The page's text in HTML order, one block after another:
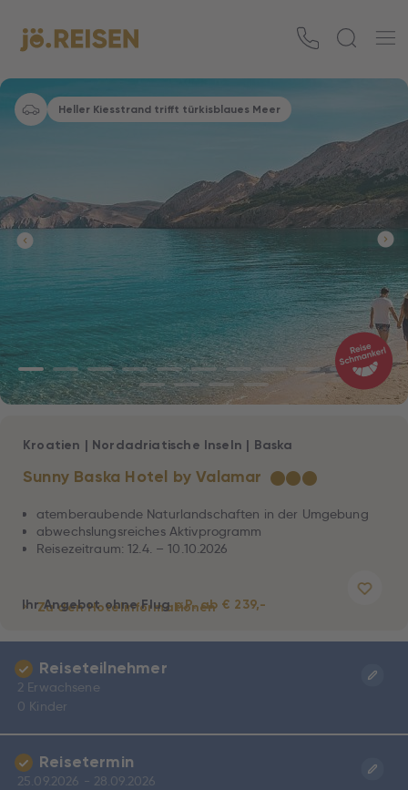
Heller Kiesstrand trifft türkisblaues Meer
Sunny Baska Hotel by Valamar ★★★
Kroatien | Nordadriatische Inseln | Baska
atemberaubende Naturlandschaften in der Umgebung
abwechslungsreiches Aktivprogramm
Reisezeitraum: 12.4. – 10.10.2026
Zu den Hotelinformationen
Ihr Angebot ohne Flugp.P. ab € 239,-
Reiseteilnehmer
2 Erwachsene
0 Kinder
Reisetermin
25.09.2026 - 28.09.2026